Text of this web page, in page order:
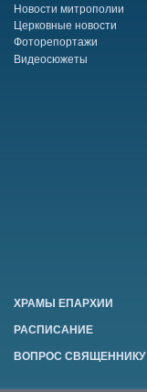
Новости митрополии
Церковные новости
Фоторепортажи
Видеосюжеты
ХРАМЫ ЕПАРХИИ
РАСПИСАНИЕ
ВОПРОС СВЯЩЕННИКУ